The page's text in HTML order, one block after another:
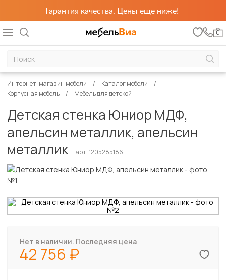
Гарантия качества. Цены еще ниже!
0
Интернет-магазин мебели
Каталог мебели
Корпусная мебель
Мебель для детской
Детская стенка Юниор МДФ,
апельсин металлик, апельсин
металлик
арт. 1205285186
Нет в наличии. Последняя цена
42 756